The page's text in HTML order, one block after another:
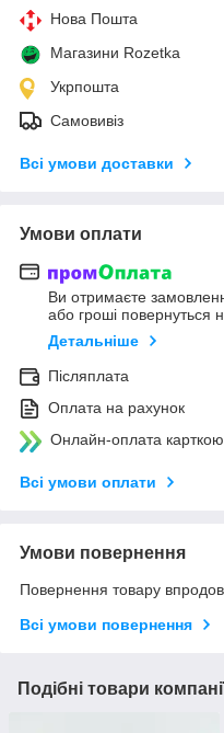
Нова Пошта
Магазини Rozetka
Укрпошта
Самовивіз
Всі умови доставки
Умови оплати
Ви отримаєте
або гроші повернуться
Детальніше
Післяплата
Оплата на рахунок
Онлайн-оплата
Всі умови оплати
Умови повернення
Повернення товару
Всі умови повернення
Подібні товари